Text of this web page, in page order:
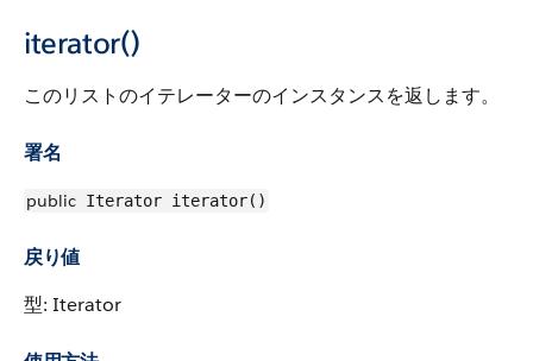
iterator()
このリストのイテレーターのインスタンスを返します。
署名
public Iterator iterator()
戻り値
型: Iterator